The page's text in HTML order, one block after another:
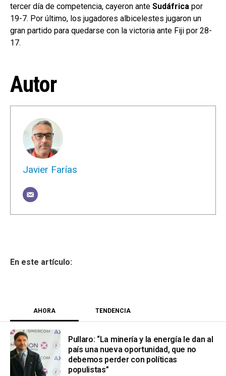
tercer día de competencia, cayeron ante Sudáfrica por
19-7. Por último, los jugadores albicelestes jugaron un
gran partido para quedarse con la victoria ante Fiji por 28-
17.
Autor
Javier Farías
AHORA TENDENCIA
Pullaro: “La minería y la energía le dan al
país una nueva oportunidad, que no
debemos perder con políticas
populistas”